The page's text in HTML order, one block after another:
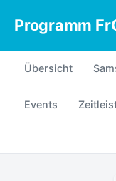
Programm
Übersicht
Events